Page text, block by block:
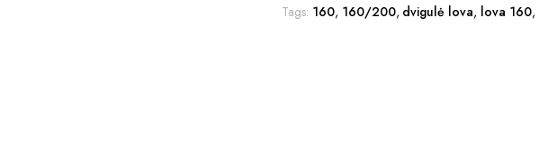
Tags: 160, 160/200, dvigulė lova, lova 160,